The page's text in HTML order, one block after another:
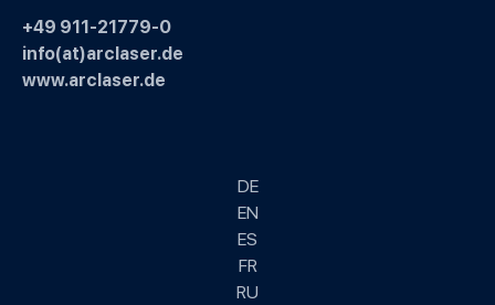
+49 911-21779-0
info(at)arclaser.de
www.arclaser.de
DE
EN
ES
FR
RU